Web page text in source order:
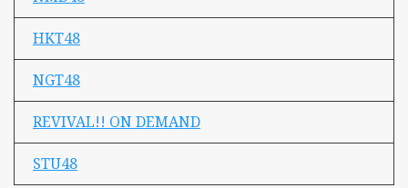
HKT48
NGT48
REVIVAL!! ON DEMAND
STU48